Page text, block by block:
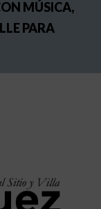
MÚSICA,
PARA